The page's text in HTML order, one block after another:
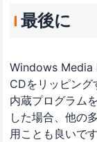
最後に
Windows Media
CDをリッピン
内蔵プログラム
した場合、他の
用ことも良いで